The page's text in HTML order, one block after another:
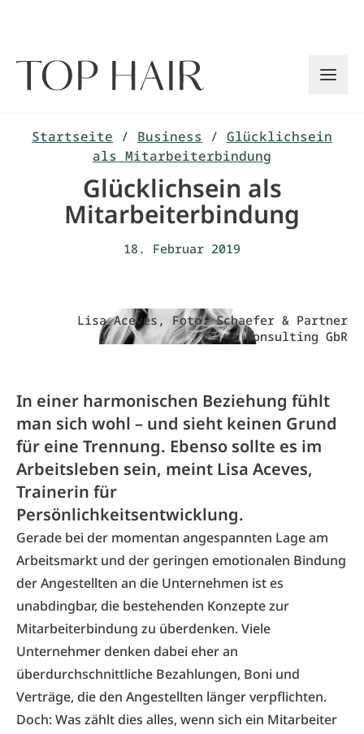
Startseite / Business / Glücklichsein
als Mitarbeiterbindung
Glücklichsein als
Mitarbeiterbindung
18. Februar 2019
Lisa Aceves, Foto: Schaefer & Partner
Consulting GbR
In einer harmonischen Beziehung fühlt
man sich wohl – und sieht keinen Grund
für eine Trennung. Ebenso sollte es im
Arbeitsleben sein, meint Lisa Aceves,
Trainerin für
Persönlichkeitsentwicklung.
Gerade bei der momentan angespannten Lage am
Arbeitsmarkt und der geringen emotionalen Bindung
der Angestellten an die Unternehmen ist es
unabdingbar, die bestehenden Konzepte zur
Mitarbeiterbindung zu überdenken. Viele
Unternehmer denken dabei eher an
überdurchschnittliche Bezahlungen, Boni und
Verträge, die den Angestellten länger verpflichten.
Doch: Was zählt dies alles, wenn sich ein Mitarbeiter